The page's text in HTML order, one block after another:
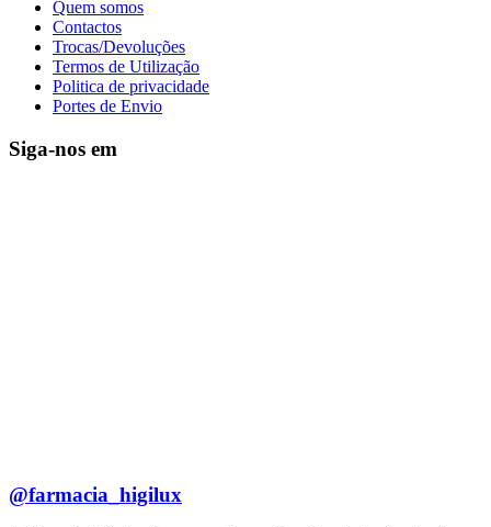
Quem somos
Contactos
Trocas/Devoluções
Termos de Utilização
Politica de privacidade
Portes de Envio
Siga-nos em
@farmacia_higilux